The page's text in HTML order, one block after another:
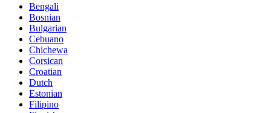
Bengali
Bosnian
Bulgarian
Cebuano
Chichewa
Corsican
Croatian
Dutch
Estonian
Filipino